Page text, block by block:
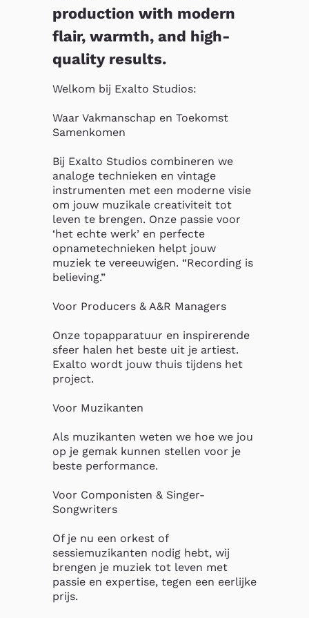
production with modern
flair, warmth, and high-
quality results.
Welkom bij Exalto Studios:
Waar Vakmanschap en Toekomst
Samenkomen
Bij Exalto Studios combineren we
analoge technieken en vintage
instrumenten met een moderne visie
om jouw muzikale creativiteit tot
leven te brengen. Onze passie voor
‘het echte werk’ en perfecte
opnametechnieken helpt jouw
muziek te vereeuwigen. “Recording is
believing.”
Voor Producers & A&R Managers
Onze topapparatuur en inspirerende
sfeer halen het beste uit je artiest.
Exalto wordt jouw thuis tijdens het
project.
Voor Muzikanten
Als muzikanten weten we hoe we jou
op je gemak kunnen stellen voor je
beste performance.
Voor Componisten & Singer-
Songwriters
Of je nu een orkest of
sessiemuzikanten nodig hebt, wij
brengen je muziek tot leven met
passie en expertise, tegen een eerlijke
prijs.